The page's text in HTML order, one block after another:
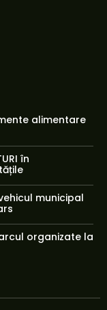
alimentare
în
municipal
organizate la